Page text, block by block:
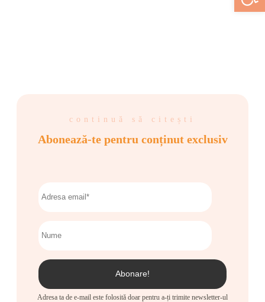
continuă să citești
Abonează-te pentru conținut exclusiv
Adresa ta de e-mail este folosită doar pentru a-ți trimite newsletter-ul